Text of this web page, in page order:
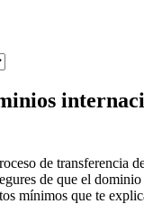
de transferencia
de que el
mínimos que te